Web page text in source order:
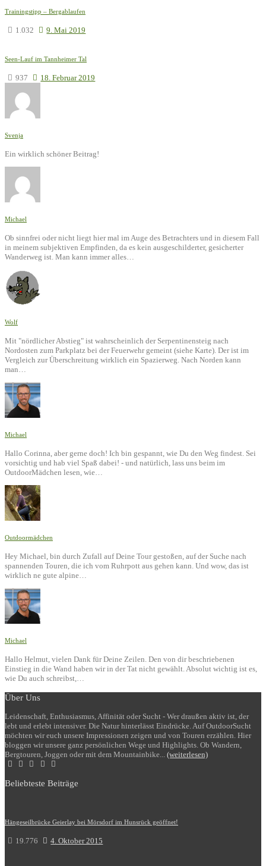
Trainingstipp – Bergablaufen
1.032 9. Mai 2019
Seen-Lauf im Tannheimer Tal
937 18. Februar 2019
Svenja
Ein wirklich schöner Beitrag!
Michael
Ob sinnfrei oder nicht liegt hier mal im Auge des Betrachters und in diesem Fall
in meinem subjektiven Empfinden, da es kein ausgeschilderter, gesicherter
Wanderweg ist. Man kann immer alles…
Wolf
Mit "nördlicher Abstieg" ist wahrscheinlich der Serpentinensteig nach
Nordosten zum Parkplatz bei der Feuerwehr gemeint (siehe Karte). Der ist im
Vergleich zur Überschreitung wirklich ein Spazierweg. Nach Norden kann
man…
Michael
Hallo Corinna, aber gerne doch! Ich bin gespannt, wie Du den Weg findest. Sei
vorsichtig und hab viel Spaß dabei! - und natürlich, lass uns beim im
OutdoorMädchen lesen, wie…
Outdoormädchen
Hey Michael, bin durch Zufall auf Deine Tour gestoßen, auf der Suche nach
spannenden Touren, die ich vom Ruhrpott aus gehen kann. Und wow, das ist
wirklich ne gute alpine…
Michael
Hallo Helmut, vielen Dank für Deine Zeilen. Den von dir beschriebenen
Einstieg in die Wand haben wir in der Tat nicht gewählt. Absolut wichtig ist es,
wie Du auch schreibst,…
Über Uns
Leidenschaft, Enthusiasmus, Affinität oder Sucht - Wer draußen aktiv ist, der
lebt und erlebt intensiver. Die Natur hinterlässt Eindrücke. Auf OutdoorSucht
möchten wir euch unsere Impressionen zeigen und von Touren erzählen. Hier
bloggen wir unsere ganz persönlichen Wege und Highlights. Ob Wandern,
Bergtouren, Joggen oder mit dem Mountainbike... (weiterlesen)
Beliebteste Beiträge
Hängeseilbrücke Geierlay bei Mörsdorf im Hunsrück geöffnet!
19.776 4. Oktober 2015